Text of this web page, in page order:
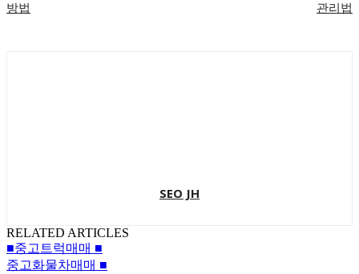
방법
관리법
SEO JH
RELATED ARTICLES
■중고트럭매매 ■
중고화물차매매 ■